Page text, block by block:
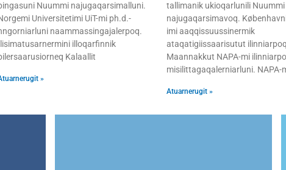
Nuummi najugaqarsimalluni.
Universitetimi UiT-mi ph.d.-
naammassingajalerpoq.
illoqarfinnik
Kalaallit
»
tallimanik ukioqarlunili Nuummi
najugaqarsimavoq.
imi aaqqissuussinermik
ataqatigiissaarisutut
Maannakkut NAPA-mi
misilittagaqalerniarluni. NAPA-
Atuarnerugit »